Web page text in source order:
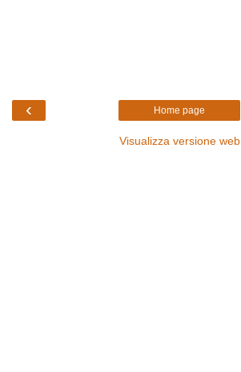
‹ Home page
Visualizza versione web